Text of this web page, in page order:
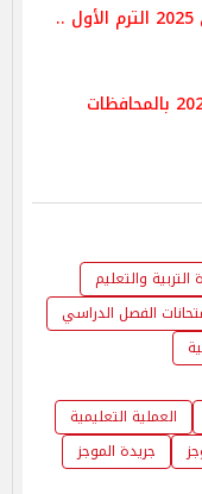
جدول امتحانات الصف السادس الابتدائي 2025 الترم الأول ..
التربية والتعليم
الفصل الدراسي
العملية التعليمية
جريدة الموجز